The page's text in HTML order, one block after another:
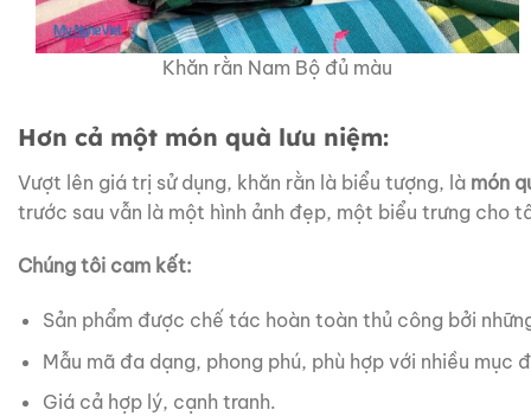
Khăn rằn Nam Bộ đủ màu
Hơn cả một món quà lưu niệm:
Vượt lên giá trị sử dụng, khăn rằn là biểu tượng, là món
trước sau vẫn là một hình ảnh đẹp, một biểu trưng cho
Chúng tôi cam kết:
Sản phẩm được chế tác hoàn toàn thủ công bởi
Mẫu mã đa dạng, phong phú, phù hợp với nhiều mục
Giá cả hợp lý, cạnh tranh.